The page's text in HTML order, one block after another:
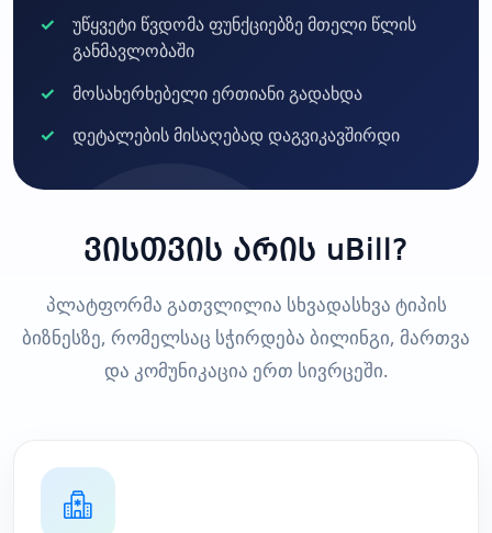
უწყვეტი წვდომა ფუნქციებზე მთელი წლის
განმავლობაში
მოსახერხებელი ერთიანი გადახდა
დეტალების მისაღებად დაგვიკავშირდი
ვისთვის არის uBill?
პლატფორმა გათვლილია სხვადასხვა ტიპის
ბიზნესზე, რომელსაც სჭირდება ბილინგი, მართვა
და კომუნიკაცია ერთ სივრცეში.